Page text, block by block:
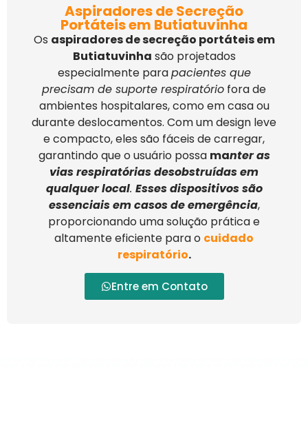
Aspiradores de Secreção
Portáteis em Butiatuvinha
Os aspiradores de secreção portáteis em
Butiatuvinha são projetados
especialmente parapacientes que
precisam de suporte respiratório fora de
ambientes hospitalares, como em casa ou
durante deslocamentos. Com um design leve
e compacto, eles são fáceis de carregar,
garantindo que o usuário possa manter as
vias respiratórias desobstruídas em
qualquer local. Esses dispositivos são
essenciais em casos de emergência,
proporcionando uma solução prática e
altamente eficiente para o cuidado
respiratório.
Entre em Contato